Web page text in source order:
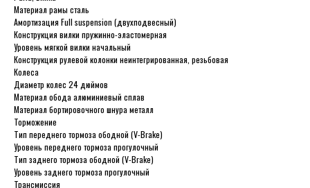
Материал рамы сталь
Амортизация Full suspension (двухподвесный)
Конструкция вилки пружинно-эластомерная
Уровень мягкой вилки начальный
Конструкция рулевой колонки неинтегрированная, резьбовая
Колеса
Диаметр колес 24 дюймов
Материал обода алюминиевый сплав
Материал бортировочного шнура металл
Торможение
Тип переднего тормоза ободной (V-Brake)
Уровень переднего тормоза прогулочный
Тип заднего тормоза ободной (V-Brake)
Уровень заднего тормоза прогулочный
Трансмиссия